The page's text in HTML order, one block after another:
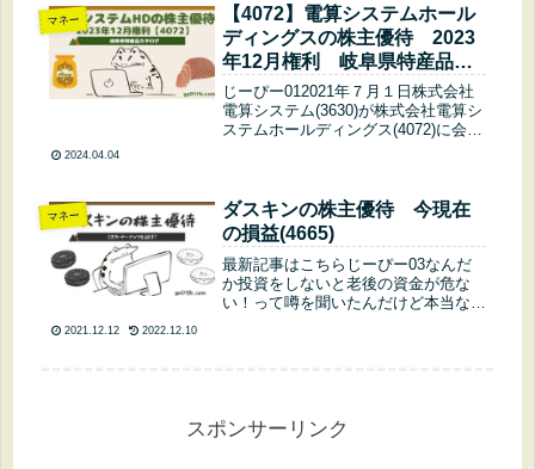
家庭園芸用液体肥料ジャス...
マネー
【4072】電算システムホール
ディングスの株主優待 2023
年12月権利 岐阜県特産品カ
タログ
じーぴー012021年７月１日株式会社
電算システム(3630)が株式会社電算シ
ステムホールディングス(4072)に会社
ていきます。株主...
2024.04.04
マネー
ダスキンの株主優待 今現在
の損益(4665)
最新記事はこちらじーぴー03なんだ
か投資をしないと老後の資金が危な
い！って噂を聞いたんだけど本当な
2021.12.12 2022.12.10
スポンサーリンク